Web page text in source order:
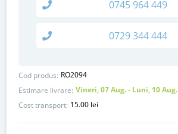
Cod produs: RO2094
Estimare livrare: Vineri, 07 Aug. - Luni, 10 Aug.
Cost transport: 15.00 lei
0745 964 449
0729 344 444